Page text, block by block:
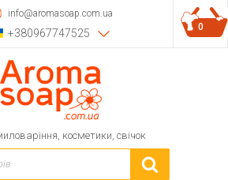
info@aromasoap.com.ua
+380967747525
косметики, свічок
0